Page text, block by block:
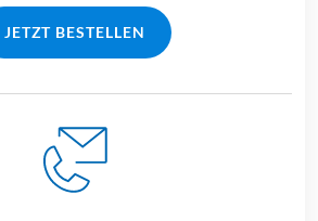
JETZT BESTELLEN